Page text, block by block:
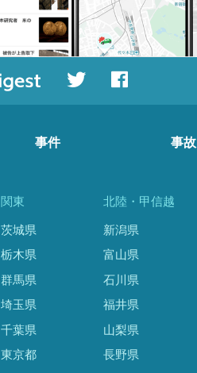
事件 事故
関東
茨城県
栃木県
群馬県
埼玉県
千葉県
東京都
北陸・甲信越
新潟県
富山県
石川県
福井県
山梨県
長野県